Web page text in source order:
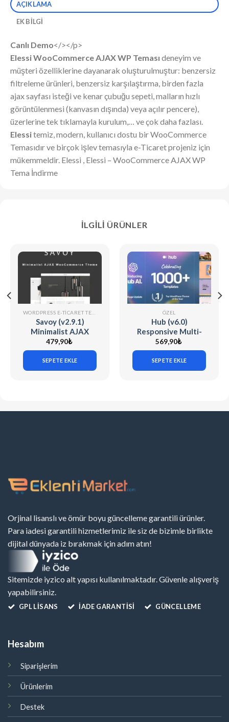
AÇIKLAMA
EK BILGI
Canlı Demo</></p>
Elessi WooCommerce AJAX WP Teması deneyim ve
müşteri özelliklerine dayanarak oluşturulmuştur: benzersiz
filtreleme ürünleri, benzersiz karşılaştırma, birden fazla
ajax sayfası isteği ve kenar çubuğu sepeti, malların hızlı
görüntülenmesi (kanvasın dışında) veya açılır pencere),
üzerlerine tek tıklamayla kurulum,… ve çok daha fazlası.
Elessitemiz, modern, kullanıcı dostu bir WooCommerce
Temasıdır ve birçok işlev temasıyla e-Ticaret projeniz için
mükemmeldir. Elessi , Elessi – WooCommerce AJAX WP
Tema İndirme
İLGILI ÜRÜNLER
Savoy (v2.9.1)
Minimalist AJAX
WooCommerce
Teması
479,90₺
SEPETE EKLE
ÖZEL
Hub (v6.0)
Responsive Multi-
Purpose WordPress
Theme
569,90₺
SEPETE EKLE
Orjinal lisanslı ve ömür boyu güncelleme garantili ürünler.
Para iadesi garantili hizmetlerimiz ile siz de bizimle birlikte
dijital dünyada iz bırakmak için adım atın!
Sitemizde iyzico alt yapısı kullanılmaktadır. Güvenle alışveriş
yapabilirsiniz.
GPL LISANS İADE GARANTİSİ GÜNCELLEME
Hesabım
Siparişlerim
Ürünlerim
Destek